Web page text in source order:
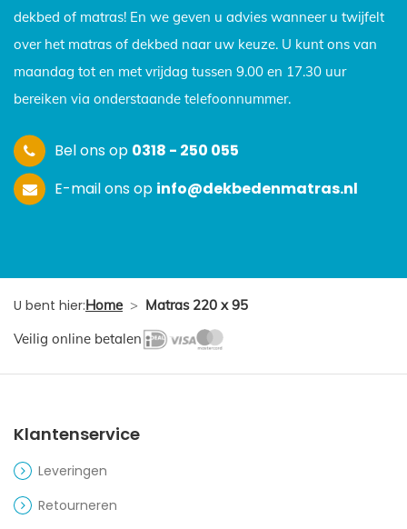
dekbed of matras! En we geven u advies wanneer u twijfelt
over het matras of dekbed naar uw keuze. U kunt ons van
maandag tot en met vrijdag tussen 9.00 en 17.30 uur
bereiken via onderstaande telefoonnummer.
Bel ons op 0318 - 250 055
E-mail ons op info@dekbedenmatras.nl
U bent hier:Home > Matras 220 x 95
Veilig online betalen
Klantenservice
Leveringen
Retourneren